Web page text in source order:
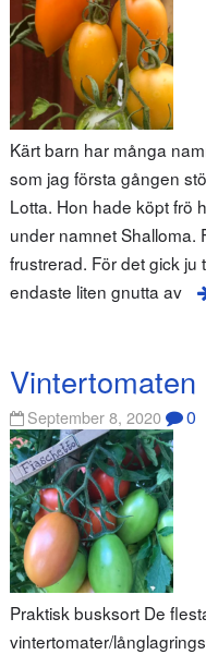
Kärt barn har många
som jag första gången
Lotta. Hon hade köpt frö
under namnet Shalloma.
frustrerad. För det gick ju
endaste liten gnutta av
September 8, 2020 0
Praktisk busksort De
vintertomater/